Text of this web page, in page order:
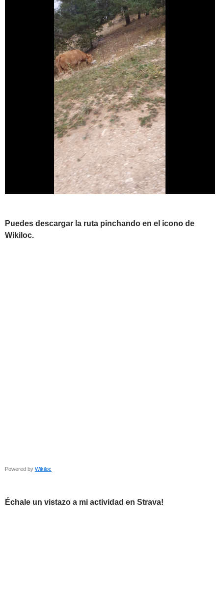
Puedes descargar la ruta pinchando en el icono de
Wikiloc.
Powered by Wikiloc
Échale un vistazo a mi actividad en Strava!